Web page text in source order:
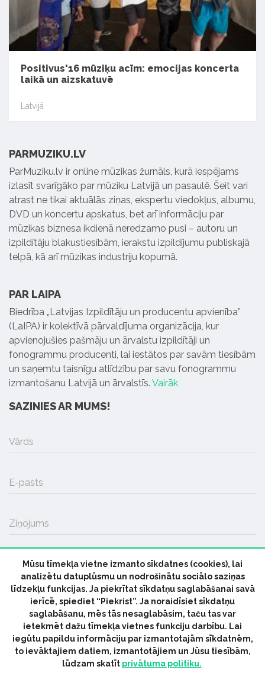
Positivus'16 mūziķu acīm: emocijas koncerta
laikā un aizskatuvē
Latvijā
PARMUZIKU.LV
ParMuziku.lv ir online mūzikas žurnāls, kurā iespējams
izlasīt svarīgāko par mūziku Latvijā un pasaulē. Šeit vari
atrast ne tikai aktuālās ziņas, ekspertu viedokļus, albumu,
DVD un koncertu apskatus, bet arī informāciju par
mūzikas biznesa ikdienā neredzamo pusi – autoru un
izpildītāju blakustiesībām, ierakstu izpildījumu publiskajā
telpā, kā arī mūzikas industriju kopumā.
PAR LAIPA
Biedrība „Latvijas Izpildītāju un producentu apvienība”
(LaIPA) ir kolektīvā pārvaldījuma organizācija, kur
apvienojušies pašmāju un ārvalstu izpildītāji un
fonogrammu producenti, lai iestātos par savām tiesībām
un saņemtu taisnīgu atlīdzību par savu fonogrammu
izmantošanu Latvijā un ārvalstīs. Vairāk
SAZINIES AR MUMS!
Vārds
E-pasts
Ziņojums
SŪTĪT
© 2026 parmuziku.lv, visas tiesības paturētas
ParMuziku.lv Mūzikas Ziņas Industrijas Ziņas
Mūsu tīmekļa vietne izmanto sīkdatnes (cookies), lai
analizētu datuplūsmu un nodrošinātu sociālo saziņas
līdzekļu funkcijas. Ja piekrītat sīkdatņu saglabāšanai savā
ierīcē, spiediet “Piekrist”. Ja noraidīsiet sīkdatņu
saglabāšanu, mēs tās nesaglabāsim, taču tas var
ietekmēt dažu tīmekļa vietnes funkciju darbību. Lai
iegūtu papildu informāciju par izmantotajām sīkdatnēm,
to ievāktajiem datiem, izmantotājiem un Jūsu tiesībām,
lūdzam skatīt privātuma politiku.